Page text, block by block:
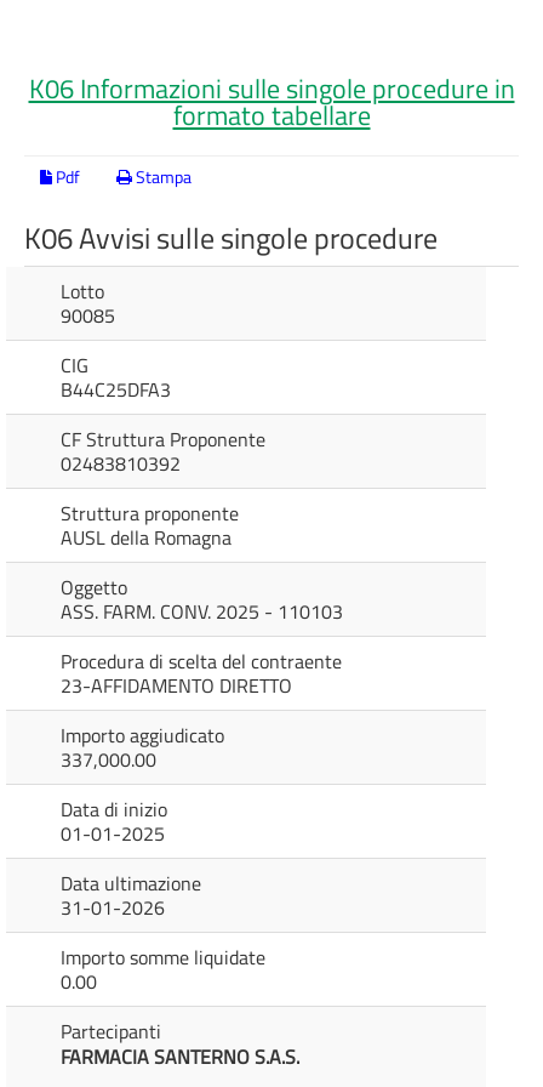
K06 Informazioni sulle singole procedure in
formato tabellare
Pdf Stampa
K06 Avvisi sulle singole procedure
Lotto
90085
CIG
B44C25DFA3
CF Struttura Proponente
02483810392
Struttura proponente
AUSL della Romagna
Oggetto
ASS. FARM. CONV. 2025 - 110103
Procedura di scelta del contraente
23-AFFIDAMENTO DIRETTO
Importo aggiudicato
337,000.00
Data di inizio
01-01-2025
Data ultimazione
31-01-2026
Importo somme liquidate
0.00
Partecipanti
FARMACIA SANTERNO S.A.S.